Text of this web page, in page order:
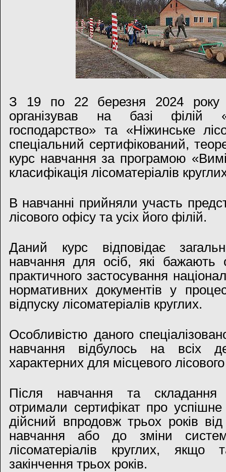
З 19 по 22 березня 2024 року
організував на базі філій
господарство» та «Ніжинське
спеціальний сертифікований,
курс навчання за програмою
класифікація лісоматеріалів
В навчанні прийняли участь
лісового офісу та усіх його філій.
Даний курс відповідає
навчання для осіб, які бажають
практичного застосування
нормативних документів у
відпуску лісоматеріалів круглих.
Особливістю даного
навчання відбулось на всіх
характерних для місцевого
Після навчання та складання
отримали сертифікат про
дійсний впродовж трьох років
навчання або до зміни
лісоматеріалів круглих,
закінчення трьох років.